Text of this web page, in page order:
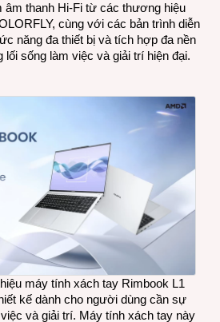
âm thanh Hi-Fi từ các thương hiệu
cùng với các bản trình diễn
năng đa thiết bị và tích hợp đa nền
lối sống làm việc và giải trí hiện đại.
máy tính xách tay Rimbook L1
kế dành cho người dùng cần sự
và giải trí. Máy tính xách tay này